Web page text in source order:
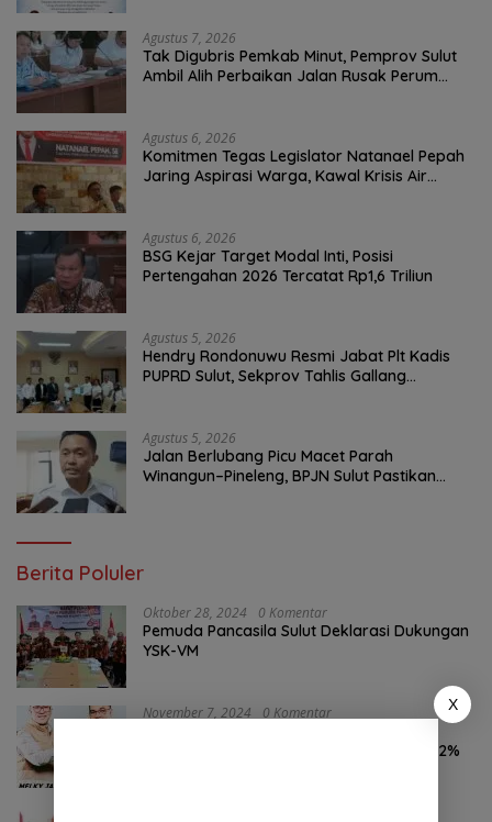
Agustus 7, 2026
Tak Digubris Pemkab Minut, Pemprov Sulut
Ambil Alih Perbaikan Jalan Rusak Perum
Agustus 6, 2026
Komitmen Tegas Legislator Natanael Pepah
Jaring Aspirasi Warga, Kawal Krisis Air
Agustus 6, 2026
BSG Kejar Target Modal Inti, Posisi
Pertengahan 2026 Tercatat Rp1,6 Triliun
Agustus 5, 2026
Hendry Rondonuwu Resmi Jabat Plt Kadis
PUPRD Sulut, Sekprov Tahlis Gallang
Agustus 5, 2026
Jalan Berlubang Picu Macet Parah
Winangun–Pineleng, BPJN Sulut Pastikan
Berita Poluler
Oktober 28, 2024 0 Komentar
Pemuda Pancasila Sulut Deklarasi Dukungan
YSK-VM
November 7, 2024 0 Komentar
46,74% Kalahkan Petahana JG-KWL 27,62%
X